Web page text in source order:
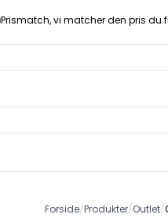
Prismatch, vi matcher den pris du
Forside/Produkter/Outlet/